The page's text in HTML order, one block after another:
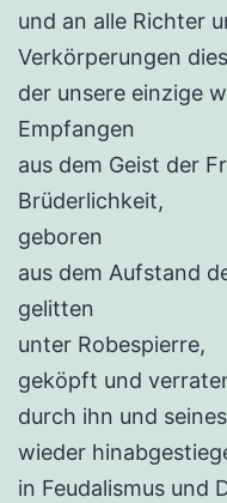
und an alle Richter
Verkörperungen
der unsere einzige
Empfangen
aus dem Geist der
Brüderlichkeit,
geboren
aus dem Aufstand
gelitten
unter Robespierre,
geköpft und
durch ihn und
wieder
in Feudalismus und